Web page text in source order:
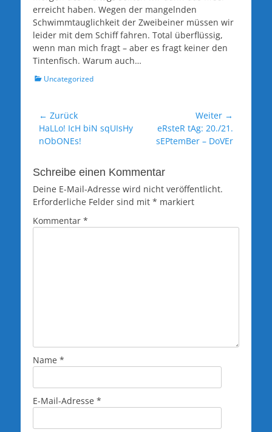
erreicht haben. Wegen der mangelnden
Schwimmtauglichkeit der Zweibeiner müssen wir
leider mit dem Schiff fahren. Total überflüssig,
wenn man mich fragt – aber es fragt keiner den
Tintenfisch. Warum auch…
Kategorien
Uncategorized
Beitragsnavigation
← Zurück
Vorheriger
Beitrag:
HaLLo! IcH biN sqUIsHy
nObONEs!
Weiter →
Nächster
Beitrag:
eRsteR tAg: 20./21.
sEPtemBer – DoVEr
Schreibe einen Kommentar
Deine E-Mail-Adresse wird nicht veröffentlicht.
Erforderliche Felder sind mit * markiert
Kommentar *
Name *
E-Mail-Adresse *